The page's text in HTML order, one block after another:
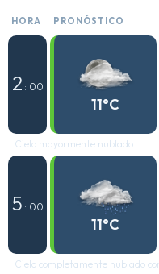
HORA PRONÓSTICO
2 : 00
11°C
Cielo mayormente nublado
5 : 00
11°C
Cielo completamente nublado